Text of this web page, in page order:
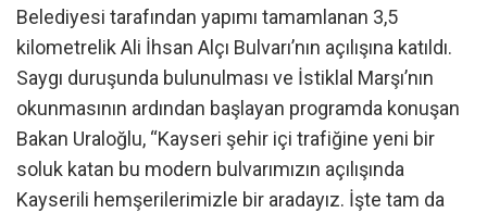
Belediyesi tarafından yapımı tamamlanan 3,5
kilometrelik Ali İhsan Alçı Bulvarı’nın açılışına katıldı.
Saygı duruşunda bulunulması ve İstiklal Marşı’nın
okunmasının ardından başlayan programda konuşan
Bakan Uraloğlu, “Kayseri şehir içi trafiğine yeni bir
soluk katan bu modern bulvarımızın açılışında
Kayserili hemşerilerimizle bir aradayız. İşte tam da